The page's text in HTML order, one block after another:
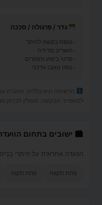
גדר / פרגולה / סככה
טופס בקשה להיתר
תשריט מדידה
פרטי ביצוע וחומרים
נסח טאבו עדכני
הרשימה היא כללית. הוועדה
למאפייני הבקשה. מומלץ לבדוק
🏙 ישובים בתחום
הוועדה אחראית על היתרי
פתח תקווה פתח תקוה